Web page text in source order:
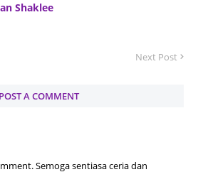
Shaklee
Next Post
POST A COMMENT
Semoga sentiasa ceria dan